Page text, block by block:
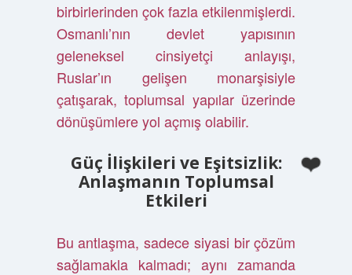
birbirlerinden çok fazla etkilenmişlerdi.
Osmanlı’nın devlet yapısının
geleneksel cinsiyetçi anlayışı,
Ruslar’ın gelişen monarşisiyle
çatışarak, toplumsal yapılar üzerinde
dönüşümlere yol açmış olabilir.
Güç İlişkileri ve Eşitsizlik:
Anlaşmanın Toplumsal
Etkileri
Bu antlaşma, sadece siyasi bir çözüm
sağlamakla kalmadı; aynı zamanda